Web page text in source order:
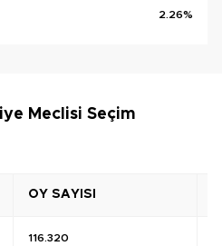
2.26%
Meclisi Seçim
OY SAYISI
116.320